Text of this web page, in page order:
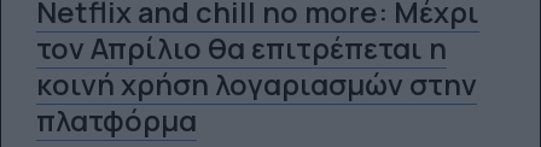
Netflix and chill no more: Μέχρι
τον Απρίλιο θα επιτρέπεται η
κοινή χρήση λογαριασμών στην
πλατφόρμα